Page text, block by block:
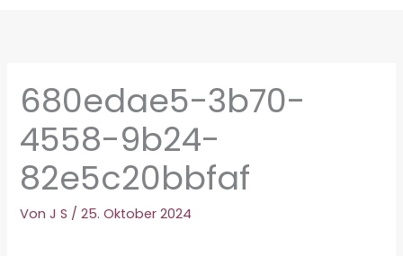
680edae5-3b70-
4558-9b24-
82e5c20bbfaf
VonJ S /25. Oktober 2024